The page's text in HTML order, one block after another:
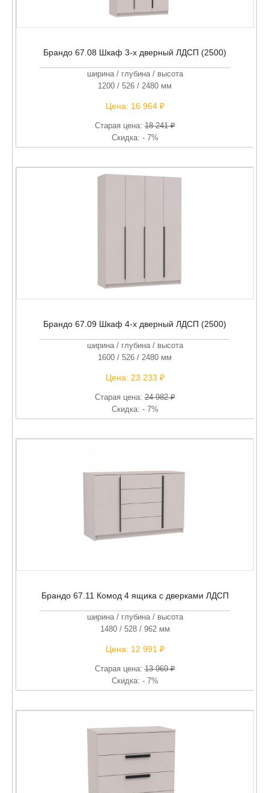
Брандо 67.08 Шкаф 3-х дверный ЛДСП (2500)
ширина / глубина / высота
1200 / 526 / 2480 мм
Цена: 16 964 ₽
Старая цена:18 241 ₽
Скидка: - 7%
Брандо 67.09 Шкаф 4-х дверный ЛДСП (2500)
ширина / глубина / высота
1600 / 526 / 2480 мм
Цена: 23 233 ₽
Старая цена:24 982 ₽
Скидка: - 7%
Брандо 67.11 Комод 4 ящика с дверками ЛДСП
ширина / глубина / высота
1480 / 528 / 962 мм
Цена: 12 991 ₽
Старая цена:13 969 ₽
Скидка: - 7%